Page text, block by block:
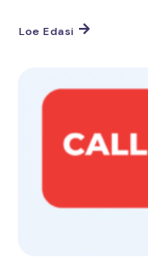
Loe Edasi